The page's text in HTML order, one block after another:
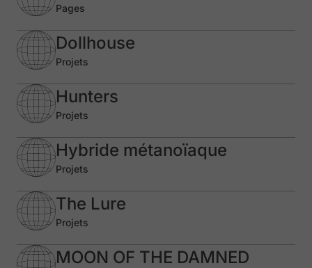
Pages
Dollhouse
Projets
Hunters
Projets
Hybride métanoïaque
Projets
The Lure
Projets
MOON OF THE DAMNED